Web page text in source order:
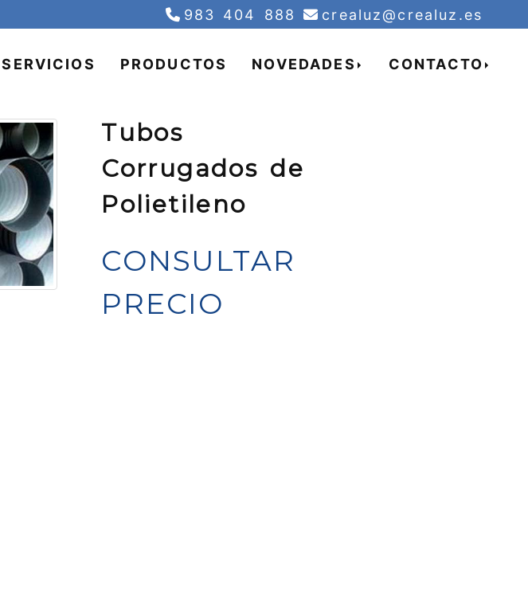
983 404 888 crealuz crealuz.es
SERVICIOS PRODUCTOS NOVEDADES CONTACTO
Tubos
Corrugados de
Polietileno
CONSULTAR
PRECIO